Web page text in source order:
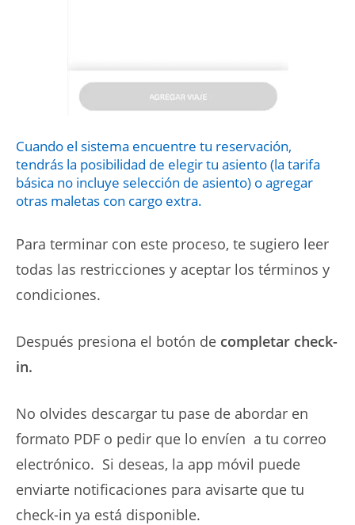
Cuando el sistema encuentre tu reservación,
tendrás la posibilidad de elegir tu asiento (la tarifa
básica no incluye selección de asiento) o agregar
otras maletas con cargo extra.
Para terminar con este proceso, te sugiero leer
todas las restricciones y aceptar los términos y
condiciones.
Después presiona el botón de completar check-
in.
No olvides descargar tu pase de abordar en
formato PDF o pedir que lo envíen a tu correo
electrónico. Si deseas, la app móvil puede
enviarte notificaciones para avisarte que tu
check-in ya está disponible.